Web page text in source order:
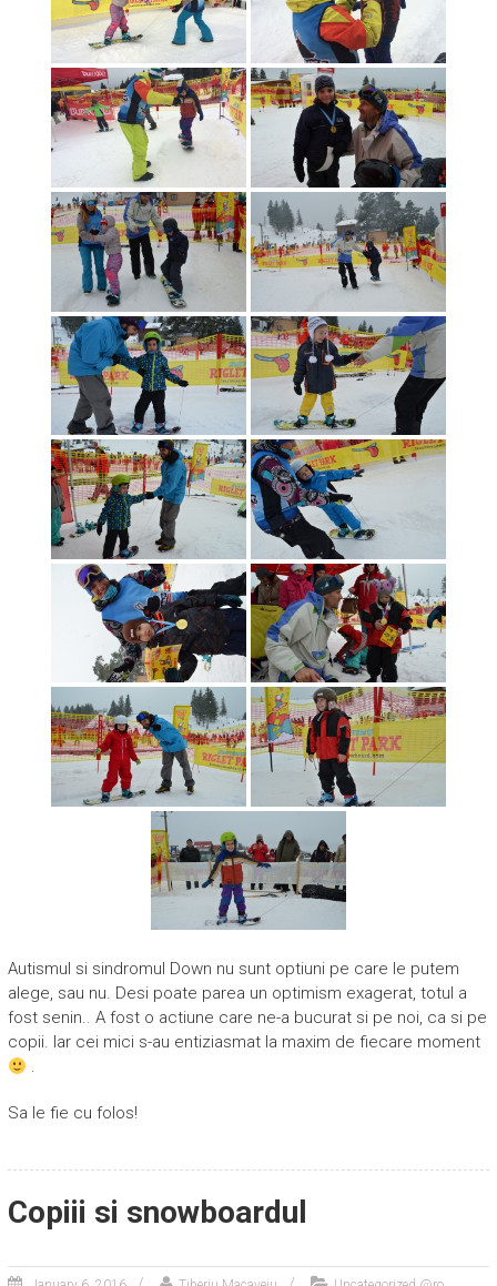
Autismul si sindromul Down nu sunt optiuni pe care le putem
alege, sau nu. Desi poate parea un optimism exagerat, totul a
fost senin.. A fost o actiune care ne-a bucurat si pe noi, ca si pe
copii. Iar cei mici s-au entiziasmat la maxim de fiecare moment
.
Sa le fie cu folos!
Copiii si snowboardul